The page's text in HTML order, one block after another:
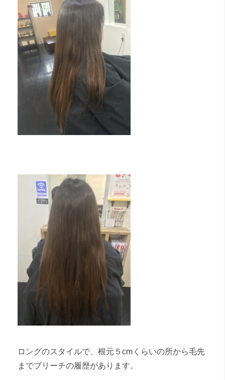
ロングのスタイルで、根元５cmくらいの所から毛先
までブリーチの履歴があります。